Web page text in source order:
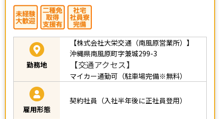
勤務地
【株式会社大栄交通（南風原営業所）】
沖縄県南風原町字兼城299-3
【交通アクセス】
マイカー通勤可（駐車場完備※無料）
雇用形態
契約社員（入社半年後に正社員登用）